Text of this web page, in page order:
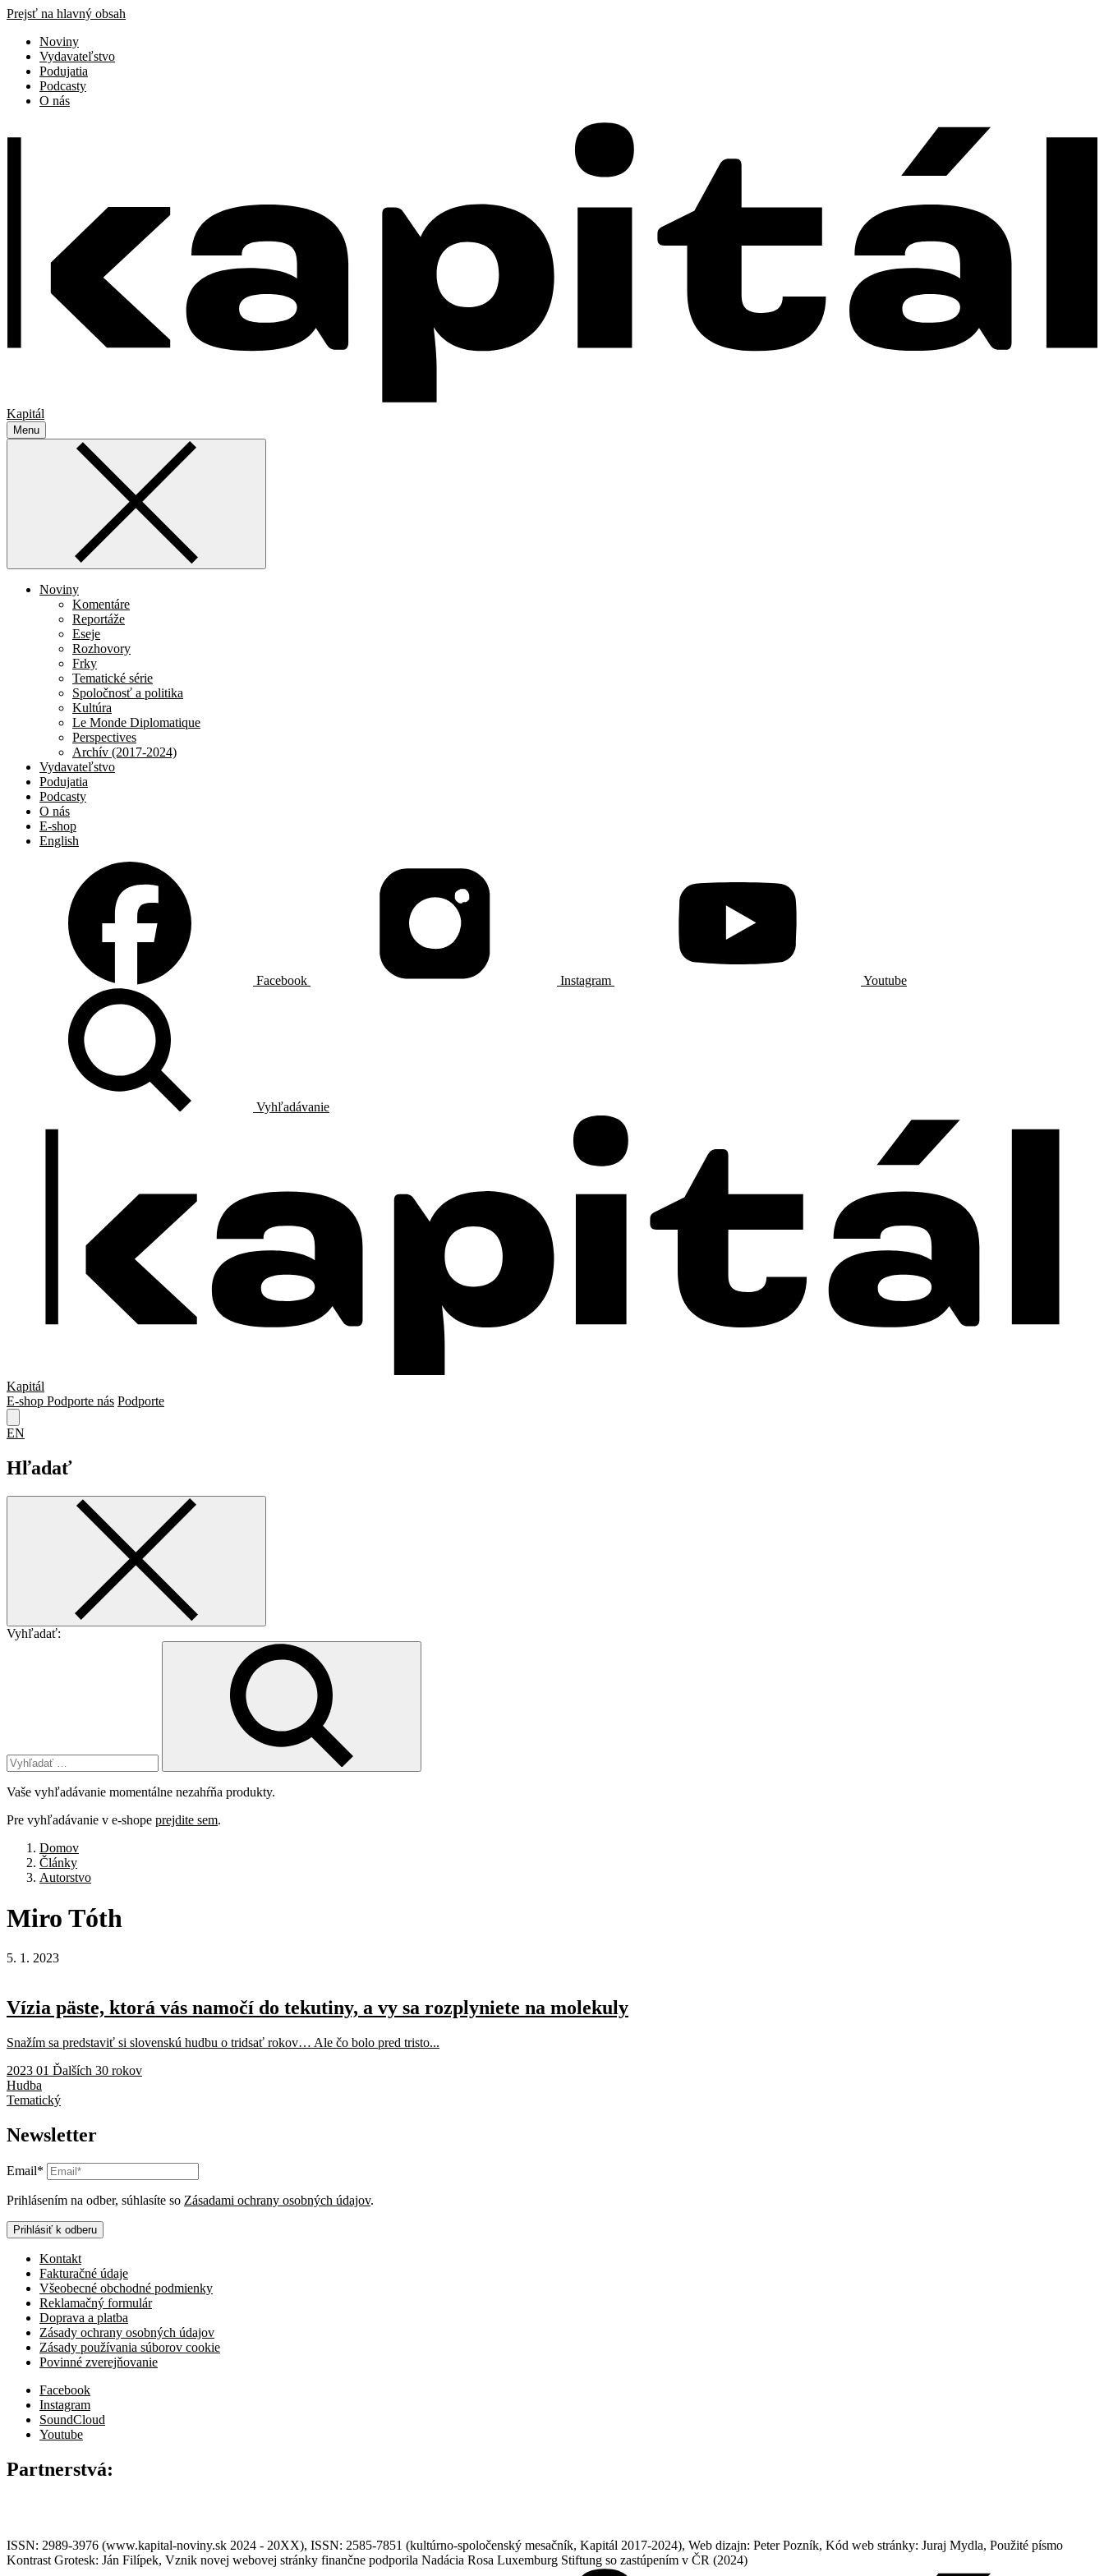
Prejsť na hlavný obsah
Noviny
Vydavateľstvo
Podujatia
Podcasty
O nás
Kapitál
Menu
Noviny
Komentáre
Reportáže
Eseje
Rozhovory
Frky
Tematické série
Spoločnosť a politika
Kultúra
Le Monde Diplomatique
Perspectives
Archív (2017-2024)
Vydavateľstvo
Podujatia
Podcasty
O nás
E-shop
English
Facebook Instagram Youtube
Vyhľadávanie
Kapitál
E-shop Podporte nás Podporte
EN
Hľadať
Vyhľadať:
Vaše vyhľadávanie momentálne nezahŕňa produkty.
Pre vyhľadávanie v e-shope prejdite sem.
Domov
Články
Autorstvo
Miro Tóth
5. 1. 2023
Vízia päste, ktorá vás namočí do tekutiny, a vy sa rozplyniete na molekuly
Snažím sa predstaviť si slovenskú hudbu o tridsať rokov… Ale čo bolo pred tristo...
2023 01 Ďalších 30 rokov
Hudba
Tematický
Newsletter
Email*
Prihlásením na odber, súhlasíte so Zásadami ochrany osobných údajov.
Prihlásiť k odberu
Kontakt
Fakturačné údaje
Všeobecné obchodné podmienky
Reklamačný formulár
Doprava a platba
Zásady ochrany osobných údajov
Zásady používania súborov cookie
Povinné zverejňovanie
Facebook
Instagram
SoundCloud
Youtube
Partnerstvá:
ISSN: 2989-3976 (www.kapital-noviny.sk 2024 - 20XX), ISSN: 2585-7851 (kultúrno-spoločenský mesačník, Kapitál 2017-2024), Web dizajn: Peter Pozník, Kód web stránky: Juraj Mydla, Použité písmo
Kontrast Grotesk: Ján Filípek, Vznik novej webovej stránky finančne podporila Nadácia Rosa Luxemburg Stiftung so zastúpením v ČR (2024)